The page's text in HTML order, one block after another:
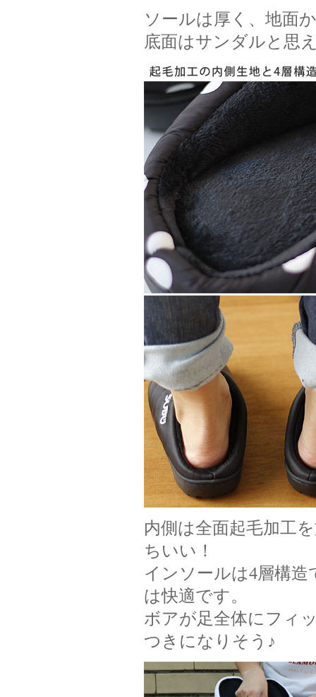
ソールは厚く、地面
底面はサンダルと思
内側は全面起毛加工
ちいい！
インソールは4層構
は快適です。
ボアが足全体にフィ
つきになりそう♪